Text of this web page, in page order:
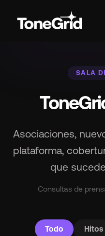
SALA
Asociaciones,
plataforma,
que
Consultas de
Todo Hitos